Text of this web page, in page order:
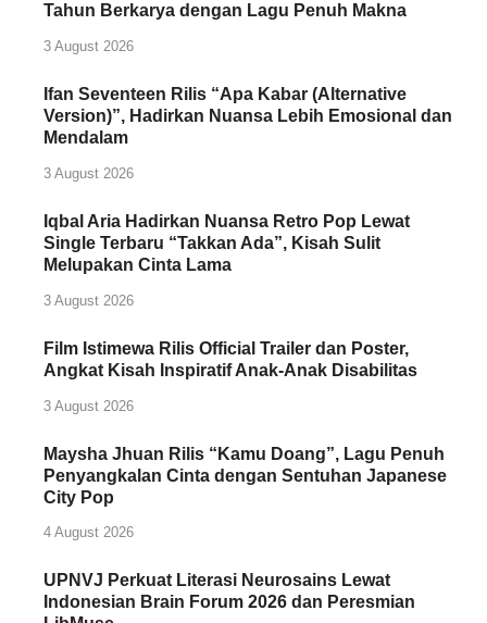
Tahun Berkarya dengan Lagu Penuh Makna
3 August 2026
Ifan Seventeen Rilis “Apa Kabar (Alternative
Version)”, Hadirkan Nuansa Lebih Emosional dan
Mendalam
3 August 2026
Iqbal Aria Hadirkan Nuansa Retro Pop Lewat
Single Terbaru “Takkan Ada”, Kisah Sulit
Melupakan Cinta Lama
3 August 2026
Film Istimewa Rilis Official Trailer dan Poster,
Angkat Kisah Inspiratif Anak-Anak Disabilitas
3 August 2026
Maysha Jhuan Rilis “Kamu Doang”, Lagu Penuh
Penyangkalan Cinta dengan Sentuhan Japanese
City Pop
4 August 2026
UPNVJ Perkuat Literasi Neurosains Lewat
Indonesian Brain Forum 2026 dan Peresmian